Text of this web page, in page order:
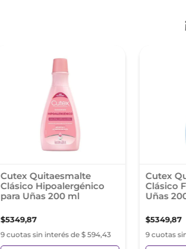
Cutex Quitaesmalte
Clásico Hipoalergénico
para Uñas 200 ml
$5349,87
9 cuotas sin interés de $ 594,43
Cutex
Clásico
Uñas
$5349,87
9 cuotas